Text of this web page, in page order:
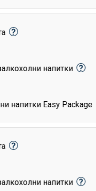
напитки
напитки Easy Package
напитки